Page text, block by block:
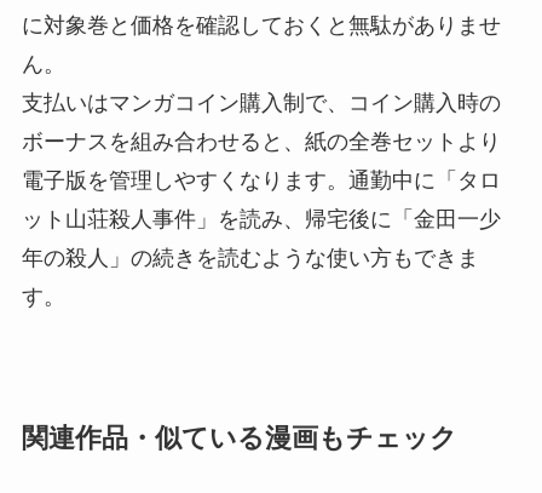
に対象巻と価格を確認しておくと無駄がありませ
ん。
支払いはマンガコイン購入制で、コイン購入時の
ボーナスを組み合わせると、紙の全巻セットより
電子版を管理しやすくなります。通勤中に「タロ
ット山荘殺人事件」を読み、帰宅後に「金田一少
年の殺人」の続きを読むような使い方もできま
す。
関連作品・似ている漫画もチェック